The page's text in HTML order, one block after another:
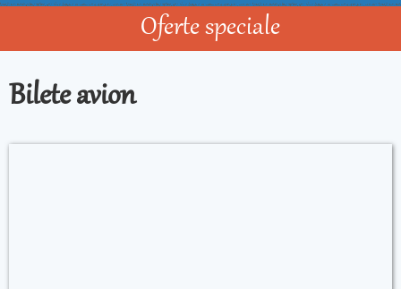
Oferte speciale
Bilete avion